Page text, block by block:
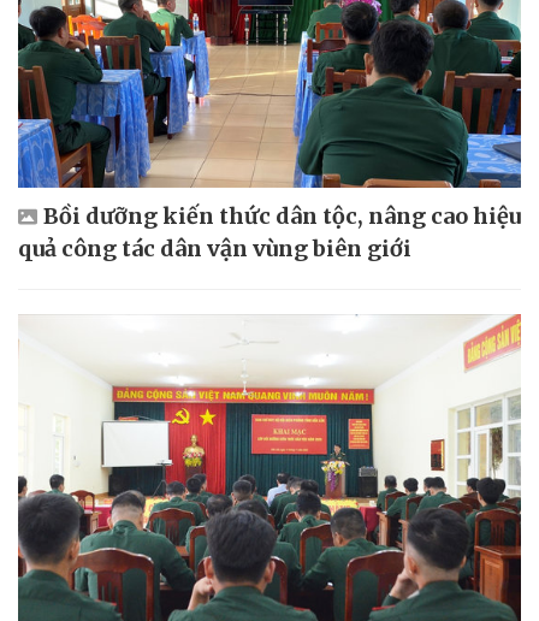
Bồi dưỡng kiến thức dân tộc, nâng cao hiệu
quả công tác dân vận vùng biên giới